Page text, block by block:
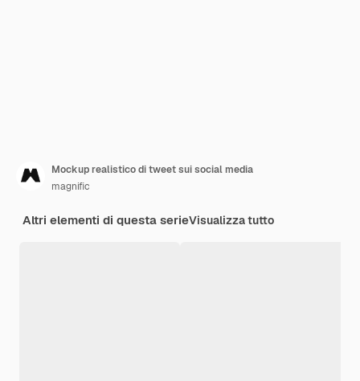
Mockup realistico di tweet sui social media
magnific
Altri elementi di questa serieVisualizza tutto